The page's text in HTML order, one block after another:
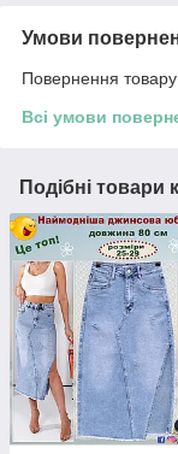
Умови
Повернення
Всі умови
Подібні товари